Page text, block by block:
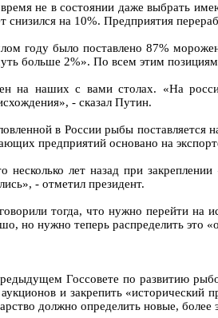
не в состоянии даже выбрать
снизился на 10%. Предприятия
году было поставлено 87%
больше 2%». По всем этим
на наших с вами столах. «На
- сказал Путин.
в России рыбы поставляется
предприятий основано на
несколько лет назад при
- отметил президент.
тогда, что нужно перейти на
но нужно теперь распределить это
Госсовете по развитию
и закрепить
должно определить новые,